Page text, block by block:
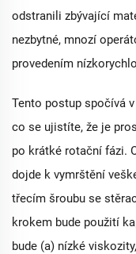
odstranili zbývající
nezbytné, mnozí
provedením
Tento postup spočívá
co se ujistíte, že je
po krátké rotační fázi.
dojde k vymrštění
třecím šroubu se
krokem bude použití
bude (a) nízké